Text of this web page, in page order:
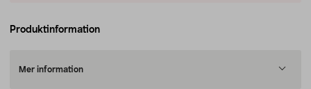
Produktinformation
Mer information